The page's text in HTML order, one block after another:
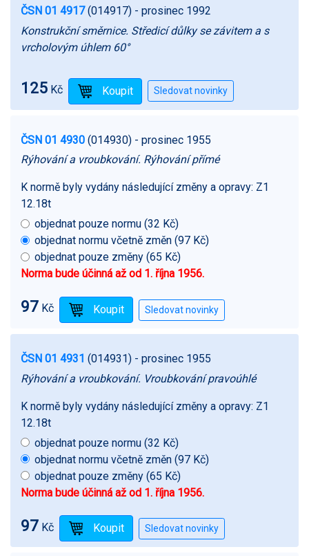
ČSN 01 4917(014917) - prosinec 1992
Konstrukční směrnice. Středicí důlky se závitem a s
vrcholovým úhlem 60°
125 Kč
ČSN 01 4930 (014930) - prosinec 1955
Rýhování a vroubkování. Rýhování přímé
K normě byly vydány následující změny a opravy: Z1
12.18t
objednat pouze normu (32 Kč)
objednat normu včetně změn (97 Kč)
objednat pouze změny (65 Kč)
Norma bude účinná až od 1. října 1956.
97 Kč
ČSN 01 4931 (014931) - prosinec 1955
Rýhování a vroubkování. Vroubkování pravoúhlé
K normě byly vydány následující změny a opravy: Z1
12.18t
objednat pouze normu (32 Kč)
objednat normu včetně změn (97 Kč)
objednat pouze změny (65 Kč)
Norma bude účinná až od 1. října 1956.
97 Kč